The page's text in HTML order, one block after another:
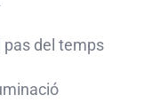
del temps